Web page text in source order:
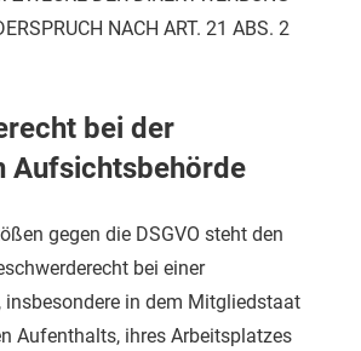
NACH ART. 21 ABS. 2
bei der
Aufsichts­behörde
gegen die DSGVO steht den
bei einer
in dem Mitgliedstaat
Aufenthalts, ihres Arbeitsplatzes